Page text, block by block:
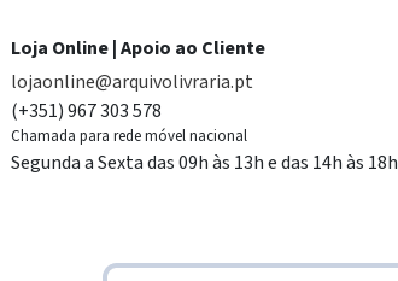
Loja Online | Apoio ao Cliente
lojaonline@arquivolivraria.pt
(+351) 967 303 578
Chamada para rede móvel nacional
Segunda a Sexta das 09h às 13h e das 14h às 18h